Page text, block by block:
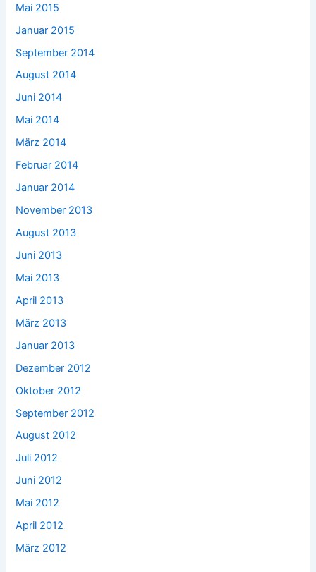
Mai 2015
Januar 2015
September 2014
August 2014
Juni 2014
Mai 2014
März 2014
Februar 2014
Januar 2014
November 2013
August 2013
Juni 2013
Mai 2013
April 2013
März 2013
Januar 2013
Dezember 2012
Oktober 2012
September 2012
August 2012
Juli 2012
Juni 2012
Mai 2012
April 2012
März 2012